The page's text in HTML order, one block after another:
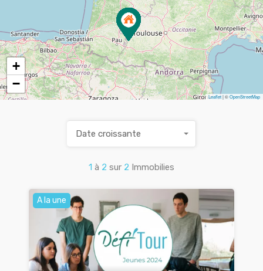
+
−
Leaflet| ©OpenStreetMap
1 à 2 sur 2 Immobilies
Date croissante
A la une